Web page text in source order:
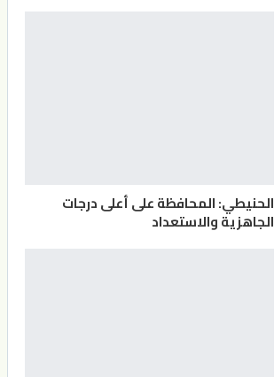
الحنيطي: المحافظة على أعلى درجات
الجاهزية والاستعداد